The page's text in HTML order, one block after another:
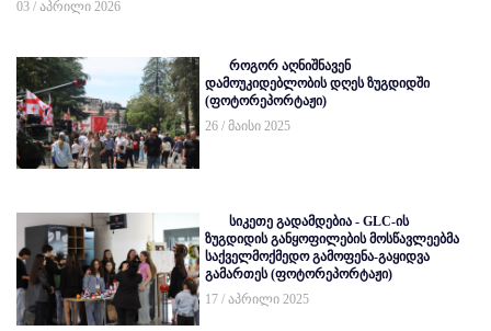
03 / აპრილი 2026
როგორ აღნიშნავენ
დამოუკიდებლობის დღეს ზუგდიდში
(ფოტორეპორტაჟი)
26 / მაისი 2025
სიკეთე გადამდებია - GLC-ის
ზუგდიდის განყოფილების მოსწავლეებმა
საქველმოქმედო გამოფენა-გაყიდვა
გამართეს (ფოტორეპორტაჟი)
17 / აპრილი 2025